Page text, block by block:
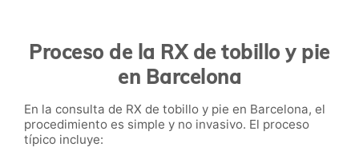
Proceso de la RX de tobillo y pie
en Barcelona
En la consulta de RX de tobillo y pie en Barcelona, el
procedimiento es simple y no invasivo. El proceso
típico incluye: